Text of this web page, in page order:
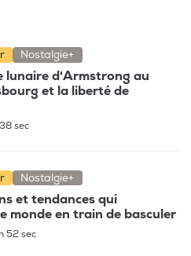
Nostalgie+
lunaire d'Armstrong au
et la liberté de
sec
Nostalgie+
et tendances qui
monde en train de basculer
52 sec